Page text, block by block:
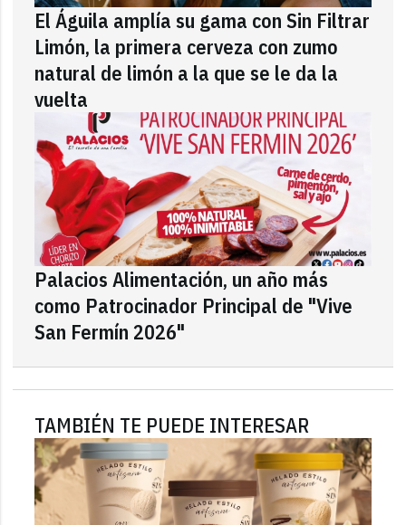
El Águila amplía su gama con Sin Filtrar
Limón, la primera cerveza con zumo
natural de limón a la que se le da la
vuelta
Palacios Alimentación, un año más
como Patrocinador Principal de "Vive
San Fermín 2026"
TAMBIÉN TE PUEDE INTERESAR